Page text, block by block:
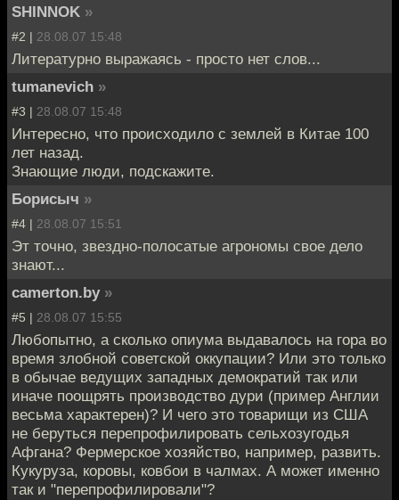
SHINNOK »
#2 | 28.08.07 15:48
Литературно выражаясь - просто нет слов...
tumanevich »
#3 | 28.08.07 15:48
Интересно, что происходило с землей в Китае 100
лет назад.
Знающие люди, подскажите.
Борисыч »
#4 | 28.08.07 15:51
Эт точно, звездно-полосатые агрономы свое дело
знают...
camerton.by »
#5 | 28.08.07 15:55
Любопытно, а сколько опиума выдавалось на гора во
время злобной советской оккупации? Или это только
в обычае ведущих западных демократий так или
иначе поощрять производство дури (пример Англии
весьма характерен)? И чего это товарищи из США
не беруться перепрофилировать сельхозугодья
Афгана? Фермерское хозяйство, например, развить.
Кукуруза, коровы, ковбои в чалмах. А может именно
так и "перепрофилировали"?